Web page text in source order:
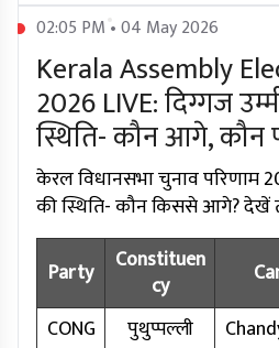
02:05 PM • 04 May 2026
Kerala Assembly
2026 LIVE: दिग्गज
स्थिति- कौन आगे, कौन
केरल विधानसभा चुनाव परिणाम
की स्थिति- कौन किससे आगे? देखें
Party
Constituen
cy
CONG
पुथुप्पल्ली